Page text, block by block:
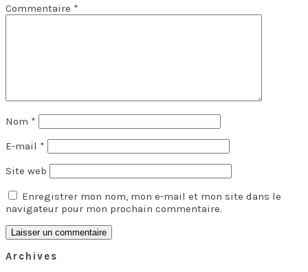
Commentaire *
Nom *
E-mail *
Site web
Enregistrer mon nom, mon e-mail et mon site dans le
navigateur pour mon prochain commentaire.
Archives